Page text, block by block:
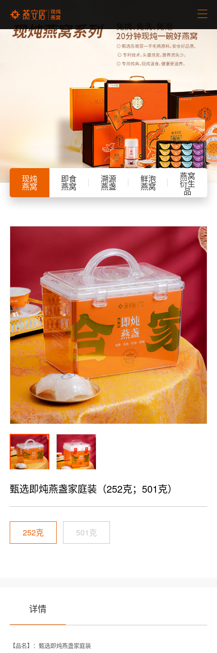
品牌介绍
新闻中心
产品中心
客服中心


现炖
燕窝
即食
燕窝
溯源
燕盏
鲜泡
燕窝
燕窝
衍生
品
甄选即炖燕盏家庭装（252克；501克）
252克 501克
详情
【品名】：甄选即炖燕盏家庭装